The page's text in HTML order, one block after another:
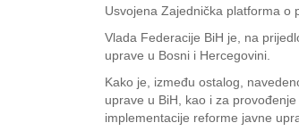
Usvojena Zajednička platforma o
Vlada Federacije BiH je, na
uprave u Bosni i Hercegovini.
Kako je, između ostalog,
uprave u BiH, kao i za
implementacije reforme javne